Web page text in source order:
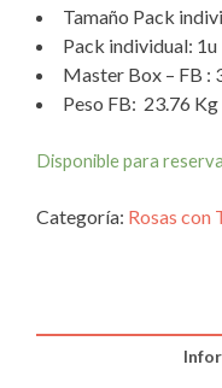
Tamaño Pack
Pack individual: 1u
Master Box – FB :
Peso FB: 23.76 Kg
Disponible para reserva
Categoría: Rosas con